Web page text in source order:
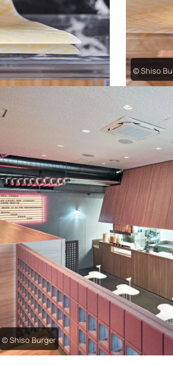
© Shiso
© Shiso Burger